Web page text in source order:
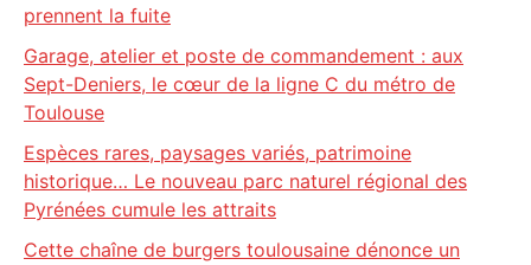
prennent la fuite
Garage, atelier et poste de commandement : aux
Sept-Deniers, le cœur de la ligne C du métro de
Toulouse
Espèces rares, paysages variés, patrimoine
historique… Le nouveau parc naturel régional des
Pyrénées cumule les attraits
Cette chaîne de burgers toulousaine dénonce un